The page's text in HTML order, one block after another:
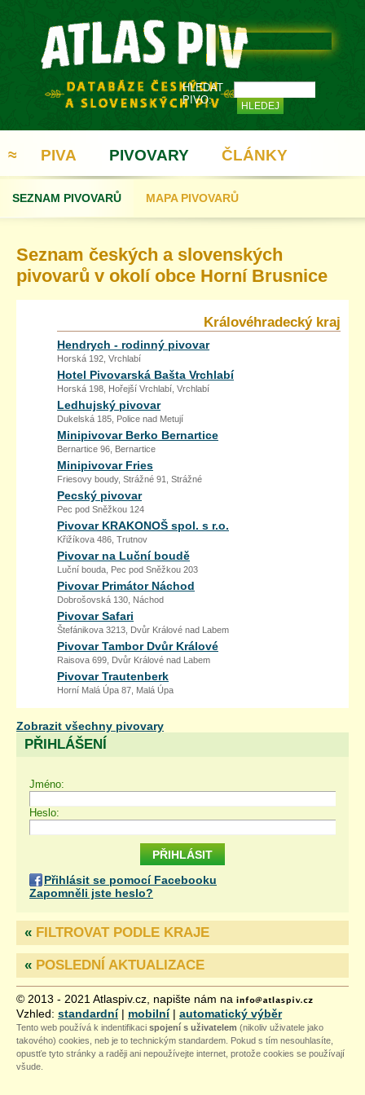
HLEDAT
PIVO:
≈ PIVA PIVOVARY
SEZNAM PIVOVARŮ MAPA PIVOVARŮ
ČLÁNKY
REGISTRACE
Seznam českých a slovenských
pivovarů v okolí obce Horní Brusnice
Královéhradecký kraj
Hendrych - rodinný pivovar
Horská 192, Vrchlabí
Hotel Pivovarská Bašta Vrchlabí
Horská 198, Hořejší Vrchlabí, Vrchlabí
Ledhujský pivovar
Dukelská 185, Police nad Metují
Minipivovar Berko Bernartice
Bernartice 96, Bernartice
Minipivovar Fries
Friesovy boudy, Strážné 91, Strážné
Pecský pivovar
Pec pod Sněžkou 124
Pivovar KRAKONOŠ spol. s r.o.
Křižíkova 486, Trutnov
Pivovar na Luční boudě
Luční bouda, Pec pod Sněžkou 203
Pivovar Primátor Náchod
Dobrošovská 130, Náchod
Pivovar Safari
Štefánikova 3213, Dvůr Králové nad Labem
Pivovar Tambor Dvůr Králové
Raisova 699, Dvůr Králové nad Labem
Pivovar Trautenberk
Horní Malá Úpa 87, Malá Úpa
Zobrazit všechny pivovary
PŘIHLÁŠENÍ
Jméno:
Heslo:
Přihlásit se pomocí Facebooku
Zapomněli jste heslo?
« FILTROVAT PODLE KRAJE
« POSLEDNÍ AKTUALIZACE
© 2013 - 2021 Atlaspiv.cz, napište nám na
Vzhled: standardní| mobilní| automatický výběr
Tento web používá k indentifikaci spojení s uživatelem (nikoliv uživatele jako
takového) cookies, neb je to technickým standardem. Pokud s tím nesouhlasíte,
opustťe tyto stránky a raději ani nepoužívejte internet, protože cookies se používají
všude.